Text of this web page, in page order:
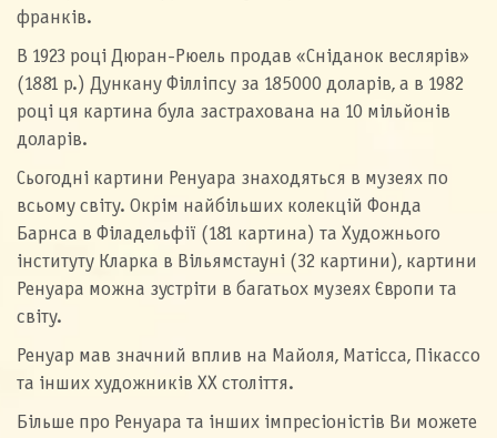
франків.
В 1923 році Дюран-Рюель продав «Сніданок веслярів»
(1881 р.) Дункану Філліпсу за 185000 доларів, а в 1982
році ця картина була застрахована на 10 мільйонів
доларів.
Сьогодні картини Ренуара знаходяться в музеях по
всьому світу. Окрім найбільших колекцій Фонда
Барнса в Філадельфії (181 картина) та Художнього
інституту Кларка в Вільямстауні (32 картини), картини
Ренуара можна зустріти в багатьох музеях Європи та
світу.
Ренуар мав значний вплив на Майоля, Матісса, Пікассо
та інших художників ХХ століття.
Більше про Ренуара та інших імпресіоністів Ви можете